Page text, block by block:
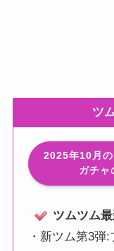
ツ
2025年10月
ガチャ
ツムツム
・ 新ツム第3弾